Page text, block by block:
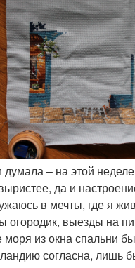
думала – на этой
да и
в мечты, где я
огородик, выезды на
моря из окна спальни
согласна, лишь